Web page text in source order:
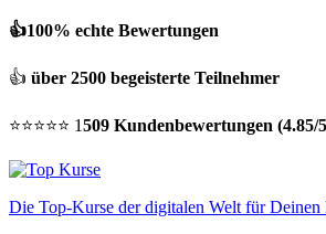
👍100% echte Bewertungen
👍 über 2500 begeisterte Teilnehmer
⭐⭐⭐⭐⭐ 1509 Kundenbewertungen (4.85/
Die Top-Kurse der digitalen Welt für